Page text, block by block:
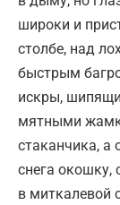
широки и
столбе, над
быстрым
искры,
мятными
стаканчика, а
снега
в миткалевой